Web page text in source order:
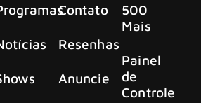
Contato
Resenhas
Anuncie
500
Mais
Painel
de
Controle